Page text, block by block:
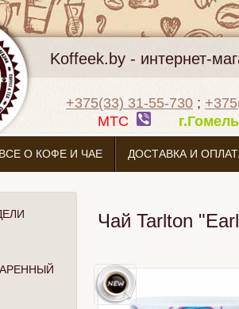
Koffeek.by - интернет-
+375(33) 31-55-730 ;
МТС
ВСЕ О КОФЕ И ЧАЕ ДОСТАВКА И
Чай Tarlton